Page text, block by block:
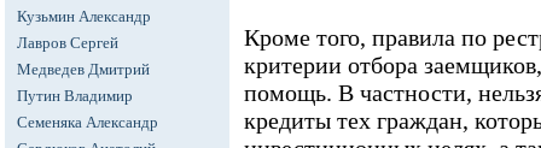
Кузьмин Александр
Лавров Сергей
Медведев Дмитрий
Путин Владимир
Семеняка Александр
Кроме того, правила по
критерии отбора
помощь. В частности,
кредиты тех граждан,